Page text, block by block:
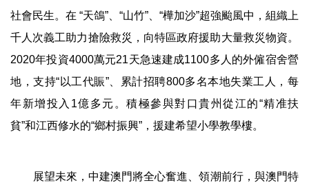
社會民生。在 “天鴿”、“山竹”、“樺加沙”超強颱風中，組織上
千人次義工助力搶險救災，向特區政府援助大量救災物資。
2020年投資4000萬元21天急速建成1100多人的外僱宿舍營
地，支持“以工代賑”、累計招聘800多名本地失業工人，每
年新增投入1億多元。積極參與對口貴州從江的“精准扶
貧”和江西修水的“鄉村振興”，援建希望小學教學樓。
展望未來，中建澳門將全心奮進、領潮前行，與澳門特